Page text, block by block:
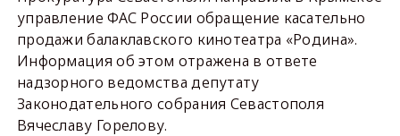
управление ФАС России обращение касательно
продажи балаклавского кинотеатра «Родина».
Информация об этом отражена в ответе
надзорного ведомства депутату
Законодательного собрания Севастополя
Вячеславу Горелову.